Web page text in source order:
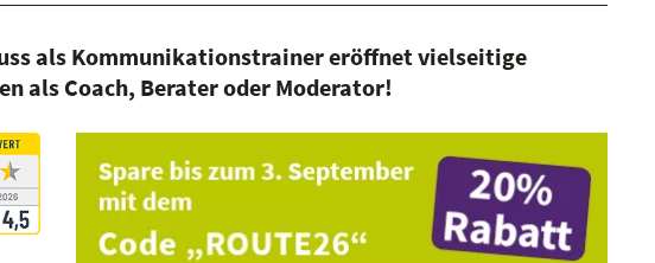
als Kommunikationstrainereröffnet vielseitige
als Coach, Berater oder Moderator!